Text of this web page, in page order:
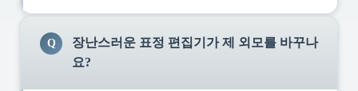
Q
장난스러운 표정 편집기가 제 외모를 바꾸나
요?